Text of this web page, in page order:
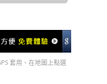
套用、在地圖上點選